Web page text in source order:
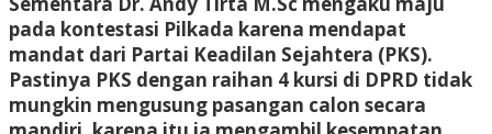
pada kontestasi Pilkada karena mendapat
mandat dari Partai Keadilan Sejahtera (PKS).
Pastinya PKS dengan raihan 4 kursi di DPRD tidak
mungkin mengusung pasangan calon secara